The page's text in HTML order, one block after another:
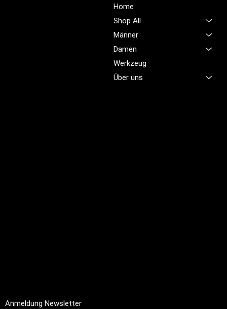
Home
Shop All
Männer
Damen
Werkzeug
Über uns
Anmeldung Newsletter